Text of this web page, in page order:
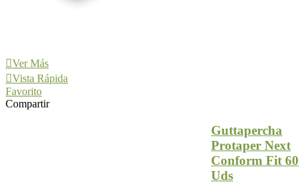
Ver Más
Vista Rápida
Favorito
Compartir
Guttapercha
Protaper Next
Conform Fit 60
Uds